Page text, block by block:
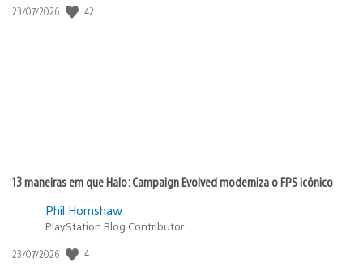
Data
23/07/2026 42
13 maneiras em que Halo: Campaign Evolved moderniza o FPS icônico
Phil Hornshaw
PlayStation Blog Contributor
Data
23/07/2026 4